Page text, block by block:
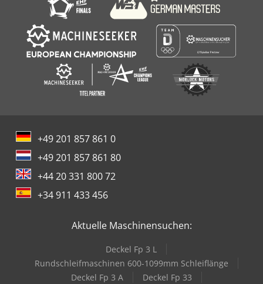
+49 201 857 861 0
+49 201 857 861 80
+44 20 331 800 72
+34 911 433 456
Aktuelle Maschinensuchen:
Deckel Fp 3 L
Rundschleifmaschinen 600-1099mm Schleiflänge
Deckel Fp 3 A
Deckel Fp 33